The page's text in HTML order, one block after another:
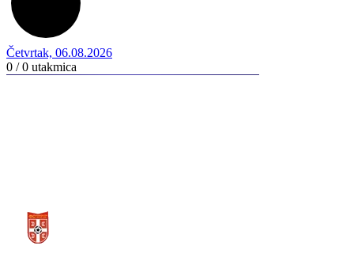
Četvrtak, 06.08.2026
0 / 0 utakmica